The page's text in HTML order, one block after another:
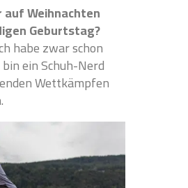
Weihnachten
Geburtstag?
habe zwar schon
ein Schuh-Nerd
Wettkämpfen